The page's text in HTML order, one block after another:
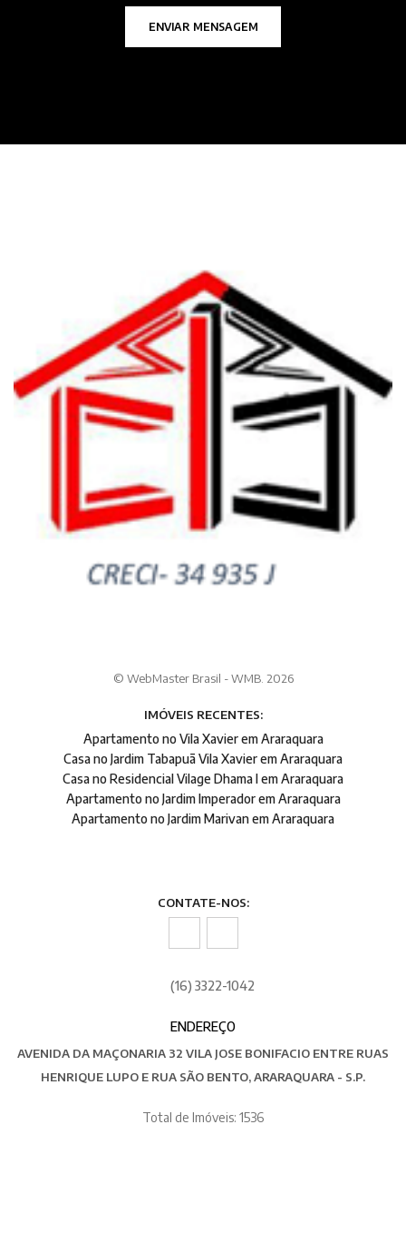
ENVIAR MENSAGEM
© WebMaster Brasil - WMB. 2026
IMÓVEIS RECENTES:
Apartamento no Vila Xavier em Araraquara
Casa no Jardim Tabapuã Vila Xavier em Araraquara
Casa no Residencial Vilage Dhama I em Araraquara
Apartamento no Jardim Imperador em Araraquara
Apartamento no Jardim Marivan em Araraquara
CONTATE-NOS:
(16) 3322-1042
ENDEREÇO
AVENIDA DA MAÇONARIA 32 VILA JOSE BONIFACIO ENTRE RUAS
HENRIQUE LUPO E RUA SÃO BENTO, ARARAQUARA - S.P.
Total de Imóveis: 1536